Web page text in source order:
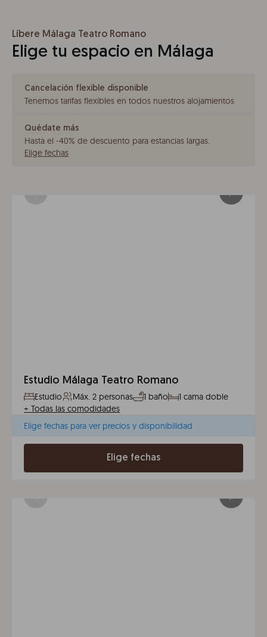
Líbere Málaga Teatro Romano
Elige tu espacio en Málaga
Cancelación flexible disponible
Tenemos tarifas flexibles en todos nuestros alojamientos
Quédate más
Hasta el -40% de descuento para estancias largas.
Elige fechas
Estudio Málaga Teatro Romano
Estudio Máx. 2 personas 1 baño
1 cama doble
+ Todas las comodidades
Elige fechas para ver precios y disponibilidad
Elige fechas